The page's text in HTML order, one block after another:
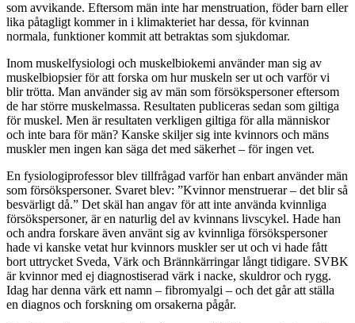
som avvikande. Eftersom män inte har menstruation, föder barn eller
lika påtagligt kommer in i klimakteriet har dessa, för kvinnan
normala, funktioner kommit att betraktas som sjukdomar.
Inom muskelfysiologi och muskelbiokemi använder man sig av
muskelbiopsier för att forska om hur muskeln ser ut och varför vi
blir trötta. Man använder sig av män som försökspersoner eftersom
de har större muskelmassa. Resultaten publiceras sedan som giltiga
för muskel. Men är resultaten verkligen giltiga för alla människor
och inte bara för män? Kanske skiljer sig inte kvinnors och mäns
muskler men ingen kan säga det med säkerhet – för ingen vet.
En fysiologiprofessor blev tillfrågad varför han enbart använder män
som försökspersoner. Svaret blev: ”Kvinnor menstruerar – det blir så
besvärligt då.” Det skäl han angav för att inte använda kvinnliga
försökspersoner, är en naturlig del av kvinnans livscykel. Hade han
och andra forskare även använt sig av kvinnliga försökspersoner
hade vi kanske vetat hur kvinnors muskler ser ut och vi hade fått
bort uttrycket Sveda, Värk och Brännkärringar långt tidigare. SVBK
är kvinnor med ej diagnostiserad värk i nacke, skuldror och rygg.
Idag har denna värk ett namn – fibromyalgi – och det går att ställa
en diagnos och forskning om orsakerna pågår.